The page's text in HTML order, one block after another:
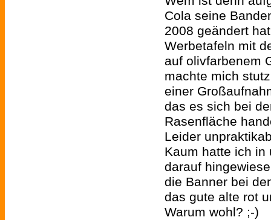
Cola seine
2008 geändert
Werbetafeln mit
auf olivfarbenem
machte mich
einer
das es sich bei
Rasenfläche
Leider
Kaum hatte ich in
darauf
die Banner bei
das gute alte rot
Warum wohl? ;-)